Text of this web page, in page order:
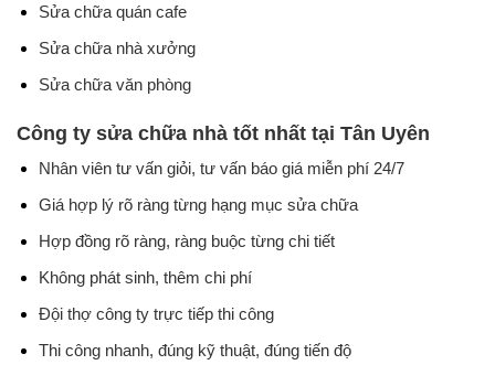
Sửa chữa quán cafe
Sửa chữa nhà xưởng
Sửa chữa văn phòng
Công ty sửa chữa nhà tốt nhất tại Tân Uyên
Nhân viên tư vấn giỏi, tư vấn báo giá miễn phí 24/7
Giá hợp lý rõ ràng từng hạng mục sửa chữa
Hợp đồng rõ ràng, ràng buộc từng chi tiết
Không phát sinh, thêm chi phí
Đội thợ công ty trực tiếp thi công
Thi công nhanh, đúng kỹ thuật, đúng tiến độ